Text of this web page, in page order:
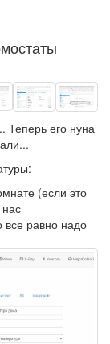
Теперь его нуна
(если это
все равно надо